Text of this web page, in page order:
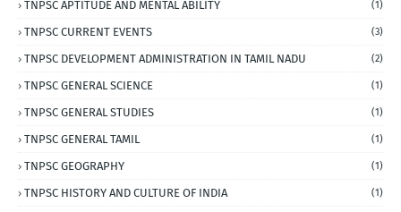
TNPSC APTITUDE AND MENTAL ABILITY (1)
TNPSC CURRENT EVENTS (3)
TNPSC DEVELOPMENT ADMINISTRATION IN TAMIL NADU (2)
TNPSC GENERAL SCIENCE (1)
TNPSC GENERAL STUDIES (1)
TNPSC GENERAL TAMIL (1)
TNPSC GEOGRAPHY (1)
TNPSC HISTORY AND CULTURE OF INDIA (1)